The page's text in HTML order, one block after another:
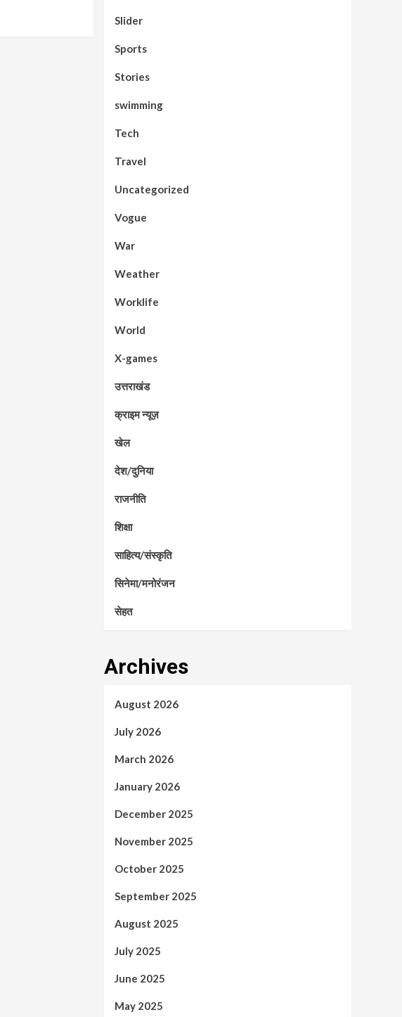
Slider
Sports
Stories
swimming
Tech
Travel
Uncategorized
Vogue
War
Weather
Worklife
World
X-games
उत्तराखंड
क्राइम न्यूज़
खेल
देश/दुनिया
राजनीति
शिक्षा
साहित्य/संस्कृति
सिनेमा/मनोरंजन
सेहत
Archives
August 2026
July 2026
March 2026
January 2026
December 2025
November 2025
October 2025
September 2025
August 2025
July 2025
June 2025
May 2025